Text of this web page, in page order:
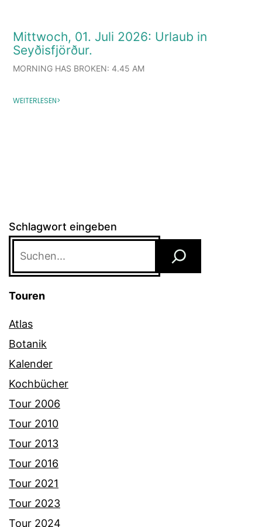
Mittwoch, 01. Juli 2026: Urlaub in
Seyðisfjörður.
MORNING HAS BROKEN: 4.45 AM
WEITERLESEN>
Schlagwort eingeben
Touren
Atlas
Botanik
Kalender
Kochbücher
Tour 2006
Tour 2010
Tour 2013
Tour 2016
Tour 2021
Tour 2023
Tour 2024